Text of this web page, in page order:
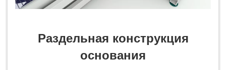
Раздельная конструкция
основания